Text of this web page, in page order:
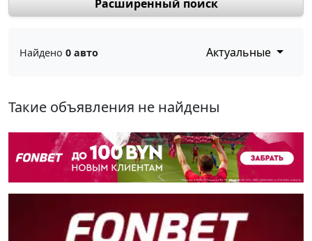
Расширенный поиск
Найдено 0 авто Актуальные
Такие объявления не найдены